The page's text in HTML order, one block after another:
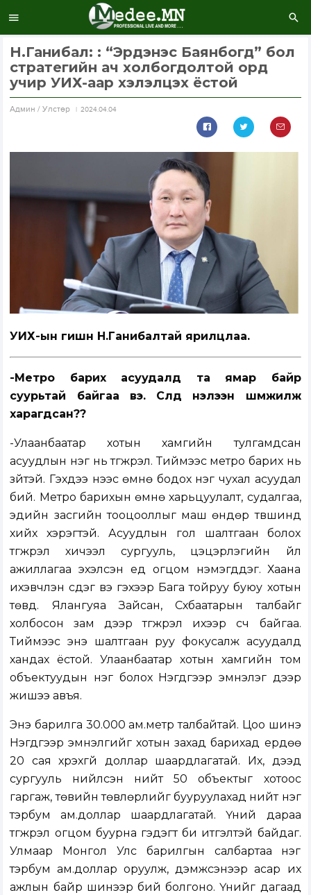
Н.Ганибал: : “Эрдэнэс Баянбогд” бол
стратегийн ач холбогдолтой орд
учир УИХ-аар хэлэлцэх ёстой
Aдмин / Улстөр 2024.04.04
УИХ-ын гишүүн Н.Ганибалтай ярилцлаа.
-Метро барих асуудалд та ямар байр
суурьтай байгаа вэ. Сүүлд нэлээн шүүмжилж
харагдсан??
-Улаанбаатар хотын хамгийн тулгамдсан
асуудлын нэг нь түгжрэл. Тиймээс метро барих нь
зүйтэй. Гэхдээ үүнээс өмнө бодох нэг чухал асуудал
бий. Метро барихын өмнө харьцуулалт, судалгаа,
эдийн засгийн тооцооллыг маш өндөр түвшинд
хийх хэрэгтэй. Асуудлын гол шалтгаан болох
түгжрэл хичээл сургууль, цэцэрлэгийн үйл
ажиллагаа эхэлсэн үед огцом нэмэгддэг. Хаана
ихэвчлэн үүсдэг вэ гэхээр Бага тойруу буюу хотын
төвд. Ялангуяа Зайсан, Сүхбаатарын талбайг
холбосон зам дээр түгжрэл ихээр үүсч байгаа.
Тиймээс энэ шалтгаан руу фокусалж асуудалд
хандах ёстой. Улаанбаатар хотын хамгийн том
объектуудын нэг болох Нэгдүгээр эмнэлэг дээр
жишээ авъя.
Энэ барилга 30.000 ам.метр талбайтай. Цоо шинэ
Нэгдүгээр эмнэлгийг хотын захад барихад ердөө
20 сая хүрэхгүй доллар шаардлагатай. Их, дээд
сургууль нийлсэн нийт 50 объектыг хотоос
гаргаж, төвийн төвлөрлийг бууруулахад нийт нэг
тэрбум ам.доллар шаардлагатай. Үүний дараа
түгжрэл огцом буурна гэдэгт би итгэлтэй байдаг.
Улмаар Монгол Улс барилгын салбартаа нэг
тэрбум ам.доллар оруулж, дэмжсэнээр асар их
ажлын байр шинээр бий болгоно. Үүнийг дагаад